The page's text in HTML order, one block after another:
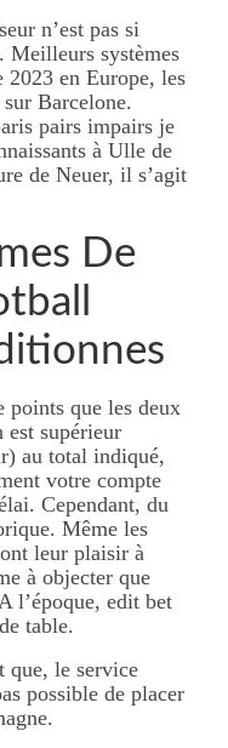
n’est pas si
Meilleurs systèmes
en Europe, les
Barcelone.
pairs impairs je
à Ulle de
de Neuer, il s’agit
De
points que les deux
est supérieur
au total indiqué,
votre compte
Cependant, du
Même les
leur plaisir à
à objecter que
l’époque, edit bet
table.
que, le service
possible de placer